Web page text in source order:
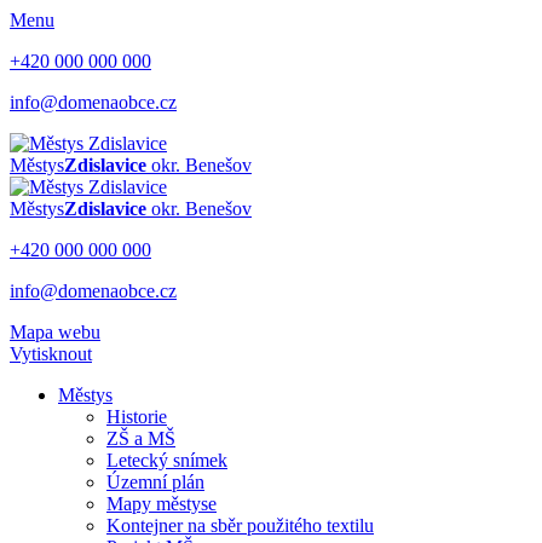
Menu
+420 000 000 000
info@domenaobce.cz
MěstysZdislavice okr. Benešov
MěstysZdislavice okr. Benešov
+420 000 000 000
info@domenaobce.cz
Mapa webu
Vytisknout
Městys
Historie
ZŠ a MŠ
Letecký snímek
Územní plán
Mapy městyse
Kontejner na sběr použitého textilu